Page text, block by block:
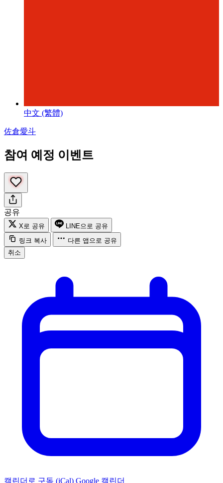
中文 (繁體)
佐倉愛斗
참여 예정 이벤트
공유
X로 공유
LINE으로 공유
링크 복사
다른 앱으로 공유
취소
캘린더로 구독 (iCal) Google 캘린더